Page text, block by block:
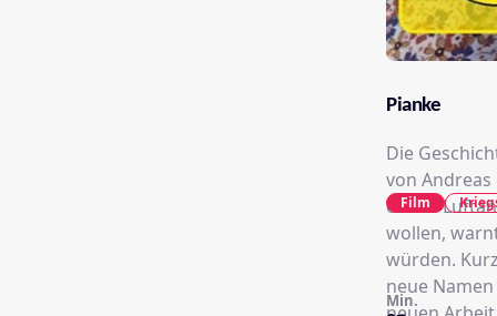
Pianke
Die
von Andreas
einem
wollen,
würden.
neue
Min.
Film